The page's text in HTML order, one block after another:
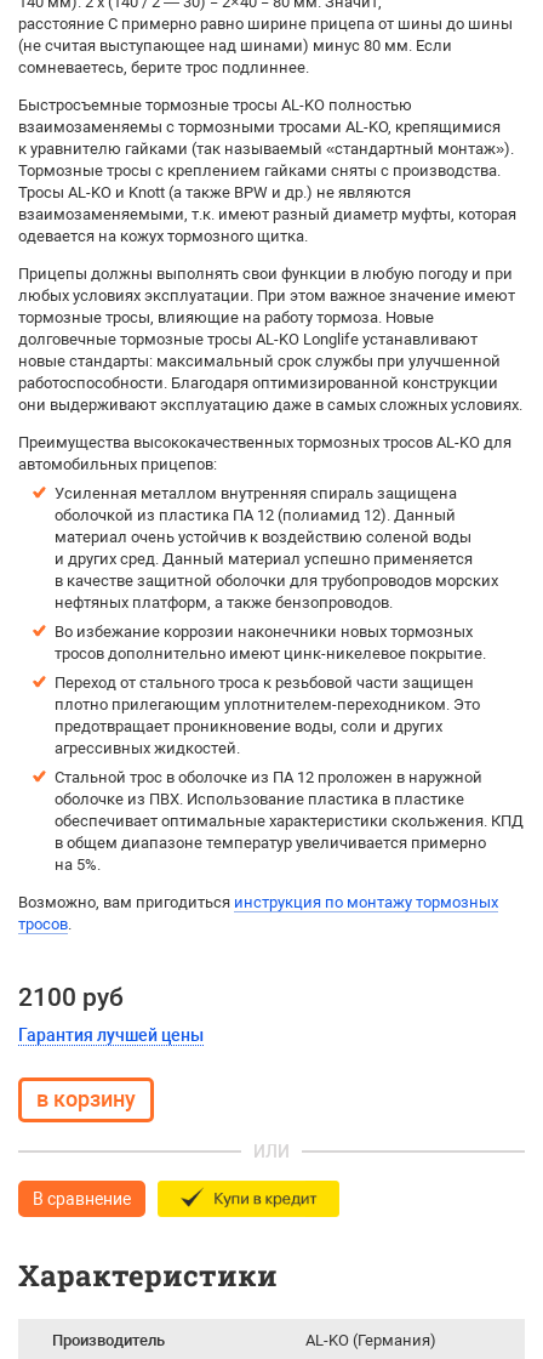
расстояние C примерно равно ширине прицепа от шины до шины
(не считая выступающее над шинами) минус 80 мм. Если
сомневаетесь, берите трос подлиннее.
Быстросъемные тормозные тросы AL-KO полностью
взаимозаменяемы с тормозными тросами AL-KO, крепящимися
к уравнителю гайками (так называемый «стандартный монтаж»).
Тормозные тросы с креплением гайками сняты с производства.
Тросы AL-KO и Knott (а также BPW и др.) не являются
взаимозаменяемыми, т.к. имеют разный диаметр муфты, которая
одевается на кожух тормозного щитка.
Прицепы должны выполнять свои функции в любую погоду и при
любых условиях эксплуатации. При этом важное значение имеют
тормозные тросы, влияющие на работу тормоза. Новые
долговечные тормозные тросы AL-KO Longlife устанавливают
новые стандарты: максимальный срок службы при улучшенной
работоспособности. Благодаря оптимизированной конструкции
они выдерживают эксплуатацию даже в самых сложных условиях.
Преимущества высококачественных тормозных тросов AL-KO для
автомобильных прицепов:
Усиленная металлом внутренняя спираль защищена
оболочкой из пластика ПА 12 (полиамид 12). Данный
материал очень устойчив к воздействию соленой воды
и других сред. Данный материал успешно применяется
в качестве защитной оболочки для трубопроводов морских
нефтяных платформ, а также бензопроводов.
Во избежание коррозии наконечники новых тормозных
тросов дополнительно имеют цинк-никелевое покрытие.
Переход от стального троса к резьбовой части защищен
плотно прилегающим уплотнителем-переходником. Это
предотвращает проникновение воды, соли и других
агрессивных жидкостей.
Стальной трос в оболочке из ПА 12 проложен в наружной
оболочке из ПВХ. Использование пластика в пластике
обеспечивает оптимальные характеристики скольжения. КПД
в общем диапазоне температур увеличивается примерно
на 5%.
Возможно, вам пригодиться инструкция по монтажу тормозных
тросов.
2100 руб
Гарантия лучшей цены
ИЛИ
В сравнение
Характеристики
Производитель AL-KO (Германия)